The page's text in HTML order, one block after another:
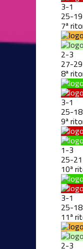
3-1
25-19
7ª
2-3
27-29
8ª
3-1
25-18
9ª
1-3
25-21
10ª
3-1
25-18
11ª
2-3